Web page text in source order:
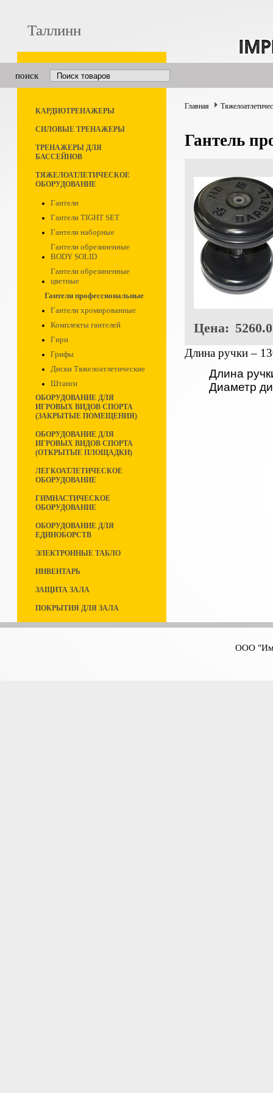
Таллинн
поиск
КАРДИОТРЕНАЖЕРЫ
СИЛОВЫЕ ТРЕНАЖЕРЫ
ТРЕНАЖЕРЫ ДЛЯ
БАССЕЙНОВ
ТЯЖЕЛОАТЛЕТИЧЕСКОЕ
ОБОРУДОВАНИЕ
Гантели
Гантели TIGHT SET
Гантели наборные
Гантели обрезиненные
BODY SOLID
Гантели обрезиненные
цветные
Гантели профессиональные
Гантели хромированные
Комплекты гантелей
Гири
Грифы
Диски Тяжелоатлетические
Штанги
ОБОРУДОВАНИЕ ДЛЯ
ИГРОВЫХ ВИДОВ СПОРТА
(ЗАКРЫТЫЕ ПОМЕЩЕНИЯ)
ОБОРУДОВАНИЕ ДЛЯ
ИГРОВЫХ ВИДОВ СПОРТА
(ОТКРЫТЫЕ ПЛОЩАДКИ)
ЛЕГКОАТЛЕТИЧЕСКОЕ
ОБОРУДОВАНИЕ
ГИМНАСТИЧЕСКОЕ
ОБОРУДОВАНИЕ
ОБОРУДОВАНИЕ ДЛЯ
ЕДИНОБОРСТВ
ЭЛЕКТРОННЫЕ ТАБЛО
ИНВЕНТАРЬ
ЗАЩИТА ЗАЛА
ПОКРЫТИЯ ДЛЯ ЗАЛА
Главная
Гантель
Цена:
Длина ручки –
Длина
Диаметр
ООО